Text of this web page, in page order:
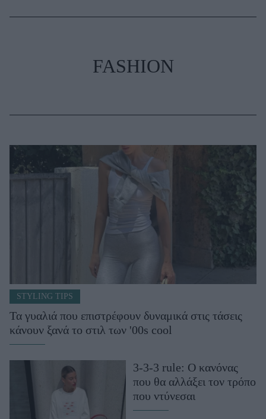
FASHION
STYLING TIPS
Τα γυαλιά που επιστρέφουν δυναμικά στις τάσεις
κάνουν ξανά το στιλ των '00s cool
3-3-3 rule: Ο κανόνας
που θα αλλάξει τον τρόπο
που ντύνεσαι